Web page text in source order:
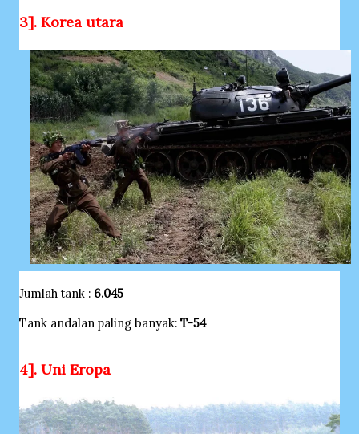
3]. Korea utara
Jumlah tank : 6.045
Tank andalan paling banyak: T-54
4]. Uni Eropa